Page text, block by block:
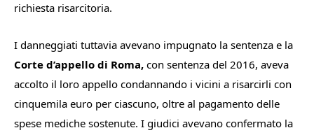
richiesta risarcitoria.
I danneggiati tuttavia avevano impugnato la sentenza e la
Corte d’appello di Roma, con sentenza del 2016, aveva
accolto il loro appello condannando i vicini a risarcirli con
cinquemila euro per ciascuno, oltre al pagamento delle
spese mediche sostenute. I giudici avevano confermato la